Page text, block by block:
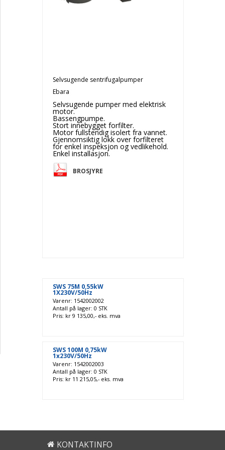
Selvsugende sentrifugalpumper
Ebara
Selvsugende pumper med elektrisk
motor.
Bassengpumpe.
Stort innebygget forfilter.
Motor fullstendig isolert fra vannet.
Gjennomsiktig lokk over forfilteret
for enkel inspeksjon og vedlikehold.
Enkel installasjon.
BROSJYRE
SWS 75M 0,55kW
1X230V/50Hz
Varenr: 1542002002
Antall på lager: 0 STK
Pris: kr 9 135,00,- eks. mva
SWS 100M 0,75kW
1x230V/50Hz
Varenr: 1542002003
Antall på lager: 0 STK
Pris: kr 11 215,05,- eks. mva
KONTAKTINFO